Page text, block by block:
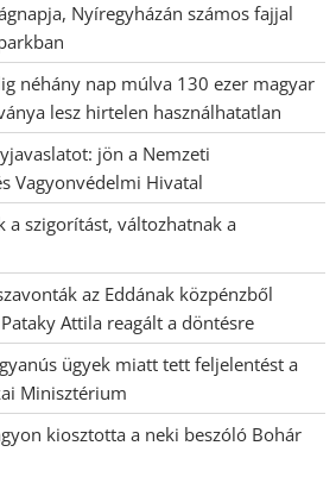
Nyíregyházán számos fajjal
néhány nap múlva 130 ezer magyar
lesz hirtelen használhatatlan
jön a Nemzeti
Vagyonvédelmi Hivatal
a szigorítást, változhatnak a
az Eddának közpénzből
Attila reagált a döntésre
ügyek miatt tett feljelentést a
Minisztérium
kiosztotta a neki beszóló Bohár